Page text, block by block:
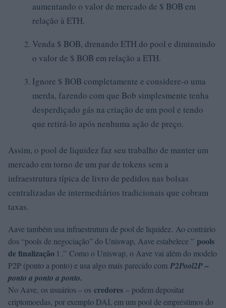
aumentando o valor de mercado de $ BOB em
relação à ETH.
Venda $ BOB, drenando ETH do pool e diminuindo
o valor de $ BOB em relação a ETH.
Ignore $ BOB completamente e considere-o uma
merda, fazendo com que Bob simplesmente tenha
desperdiçado gás na criação de um pool e tendo
que retirá-lo após nenhuma ação de preço.
Assim, o pool de liquidez faz seu trabalho de manter um
mercado em torno de um par de tokens sem a
infraestrutura típica de livro de pedidos nas bolsas
centralizadas de intermediários tradicionais que cobram
taxas.
Aave também usa infraestrutura de pool de liquidez. Ao contrário
dos “pools de negociação” do Uniswap, Aave estabelece ” pools
de finalização l .” Como o Uniswap, o Aave vai além do modelo
P2P (ponto a ponto) e usa algo mais parecido com P2Pool2P –
ponto a ponto a ponto.
No Aave, os usuários – os credores – podem depositar
criptomoedas, por exemplo DAI, em um pool de empréstimos do